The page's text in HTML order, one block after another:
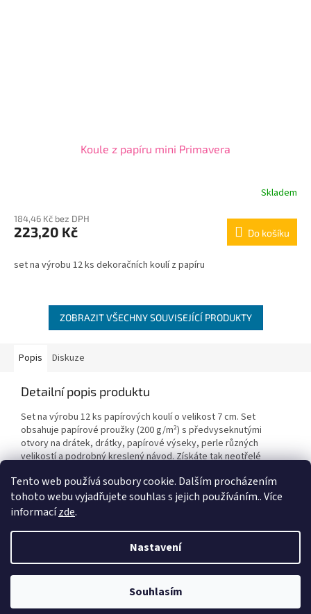
Tento web používá soubory cookie. Dalším procházením
tohoto webu vyjadřujete souhlas s jejich používáním.. Více
informacízde.
Nastavení
Souhlasím
Koule z papíru mini Primavera
Skladem
184,46 Kč bez DPH
223,20 Kč Do košíku
set na výrobu 12 ks dekoračních koulí z papíru
ZOBRAZIT VŠECHNY SOUVISEJÍCÍ PRODUKTY
Popis Diskuze
Detailní popis produktu
Set na výrobu 12 ks papírových koulí o velikost 7 cm. Set
obsahuje papírové proužky (200 g/m²) s předvyseknutými
otvory na drátek, drátky, papírové výseky, perle různých
velikostí a podrobný kreslený návod. Získáte tak neotřelé
Vytvořil Shoptet
Duhová planeta. Všechna práva vyhrazena.